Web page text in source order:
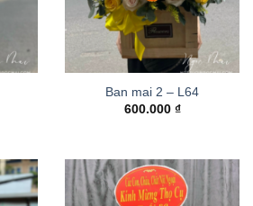
Ban mai 2 – L64
600.000 ₫